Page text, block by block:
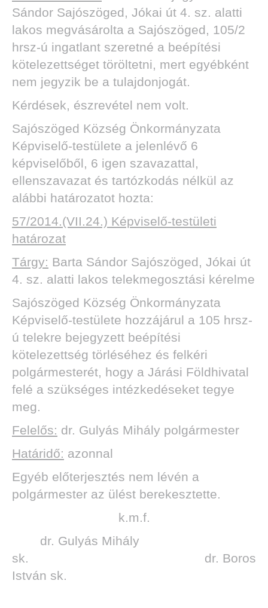
Sándor Sajószöged, Jókai út 4. sz. alatti
lakos megvásárolta a Sajószöged, 105/2
hrsz-ú ingatlant szeretné a beépítési
kötelezettséget töröltetni, mert egyébként
nem jegyzik be a tulajdonjogát.
Kérdések, észrevétel nem volt.
Sajószöged Község Önkormányzata
Képviselő-testülete a jelenlévő 6
képviselőből, 6 igen szavazattal,
ellenszavazat és tartózkodás nélkül az
alábbi határozatot hozta:
57/2014.(VII.24.) Képviselő-testületi
határozat
Tárgy: Barta Sándor Sajószöged, Jókai út
4. sz. alatti lakos telekmegosztási kérelme
Sajószöged Község Önkormányzata
Képviselő-testülete hozzájárul a 105 hrsz-
ú telekre bejegyzett beépítési
kötelezettség törléséhez és felkéri
polgármesterét, hogy a Járási Földhivatal
felé a szükséges intézkedéseket tegye
meg.
Felelős: dr. Gulyás Mihály polgármester
Határidő: azonnal
Egyéb előterjesztés nem lévén a
polgármester az ülést berekesztette.
k.m.f.
dr. Gulyás Mihály
sk. dr. Boros
István sk.